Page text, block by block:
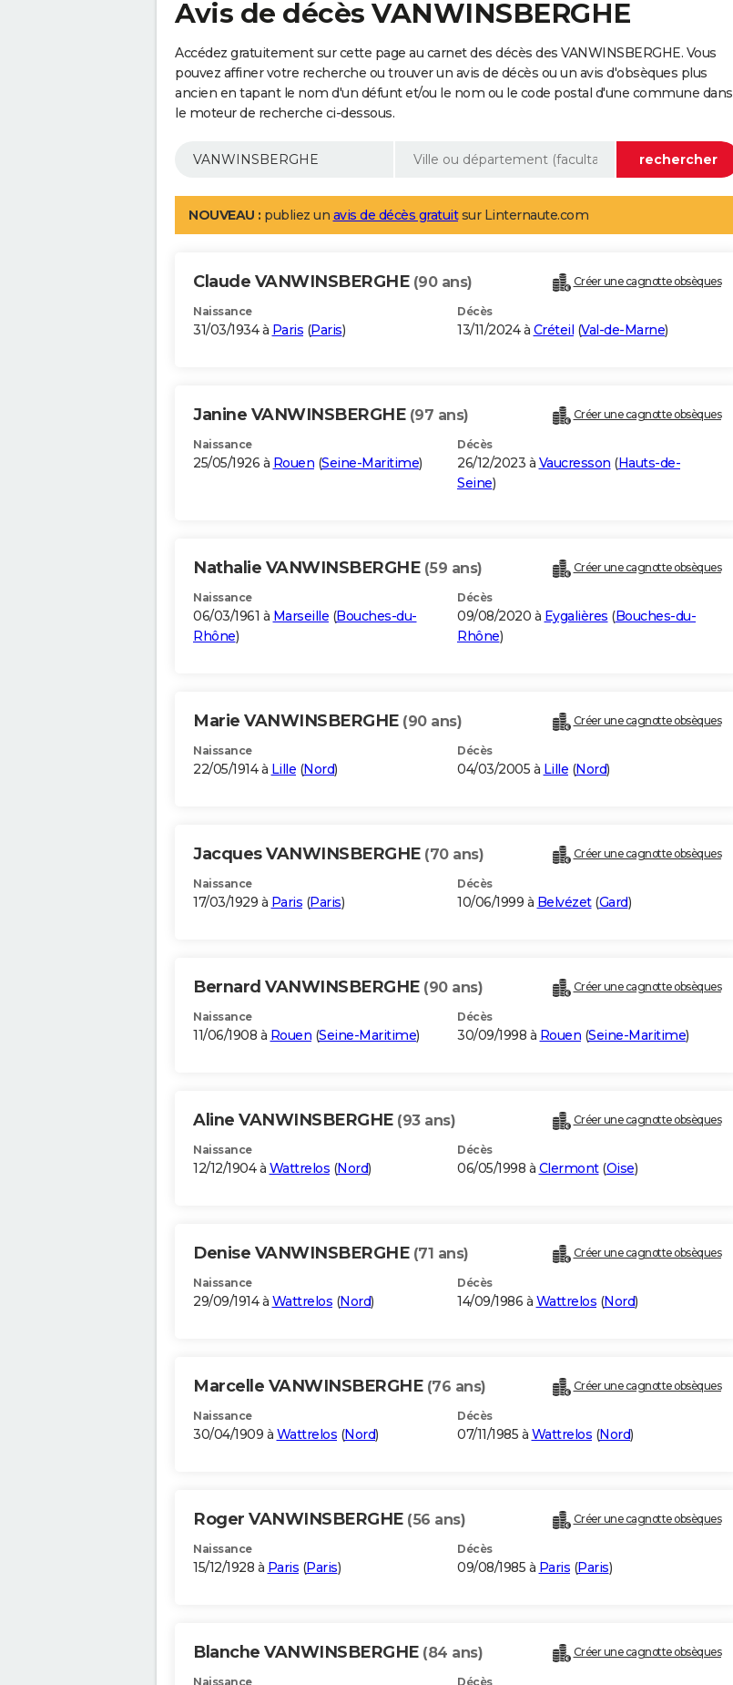
Avis de décès VANWINSBERGHE
Accédez gratuitement sur cette page au carnet des décès des VANWINSBERGHE. Vous
pouvez affiner votre recherche ou trouver un avis de décès ou un avis d'obsèques plus
ancien en tapant le nom d'un défunt et/ou le nom ou le code postal d'une commune dans
le moteur de recherche ci-dessous.
NOUVEAU : publiez un avis de décès gratuitsur Linternaute.com
Claude VANWINSBERGHE (90 ans) Créer une cagnotte obsèques
Naissance
31/03/1934 à Paris (Paris)
Décès
13/11/2024 à Créteil (Val-de-Marne)
Janine VANWINSBERGHE (97 ans) Créer une cagnotte obsèques
Naissance
25/05/1926 à Rouen (Seine-Maritime)
Décès
26/12/2023 à Vaucresson (Hauts-de-
Seine)
Nathalie VANWINSBERGHE (59 ans) Créer une cagnotte obsèques
Naissance
06/03/1961 à Marseille (Bouches-du-
Rhône)
Décès
09/08/2020 à Eygalières (Bouches-du-
Rhône)
Marie VANWINSBERGHE (90 ans) Créer une cagnotte obsèques
Naissance
22/05/1914 à Lille (Nord)
Décès
04/03/2005 à Lille (Nord)
Jacques VANWINSBERGHE (70 ans) Créer une cagnotte obsèques
Naissance
17/03/1929 à Paris (Paris)
Décès
10/06/1999 à Belvézet(Gard)
Bernard VANWINSBERGHE (90 ans) Créer une cagnotte obsèques
Naissance
11/06/1908 à Rouen (Seine-Maritime)
Décès
30/09/1998 à Rouen (Seine-Maritime)
Aline VANWINSBERGHE (93 ans) Créer une cagnotte obsèques
Naissance
12/12/1904 à Wattrelos (Nord)
Décès
06/05/1998 à Clermont(Oise)
Denise VANWINSBERGHE (71 ans) Créer une cagnotte obsèques
Naissance
29/09/1914 à Wattrelos (Nord)
Décès
14/09/1986 à Wattrelos (Nord)
Marcelle VANWINSBERGHE (76 ans) Créer une cagnotte obsèques
Naissance
30/04/1909 à Wattrelos (Nord)
Décès
07/11/1985 à Wattrelos (Nord)
Roger VANWINSBERGHE (56 ans) Créer une cagnotte obsèques
Naissance
15/12/1928 à Paris (Paris)
Décès
09/08/1985 à Paris (Paris)
Blanche VANWINSBERGHE (84 ans) Créer une cagnotte obsèques
Naissance Décès